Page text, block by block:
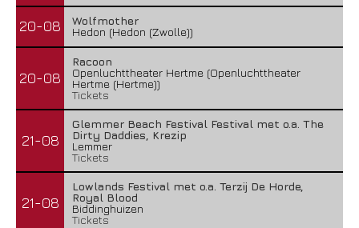
20-08
Wolfmother
Hedon (Hedon (Zwolle))
20-08
Racoon
Openluchttheater Hertme (Openluchttheater
Hertme (Hertme))
Tickets
21-08
Glemmer Beach Festival Festival met o.a. The
Dirty Daddies, Krezip
Lemmer
Tickets
21-08
Lowlands Festival met o.a. Terzij De Horde,
Royal Blood
Biddinghuizen
Tickets